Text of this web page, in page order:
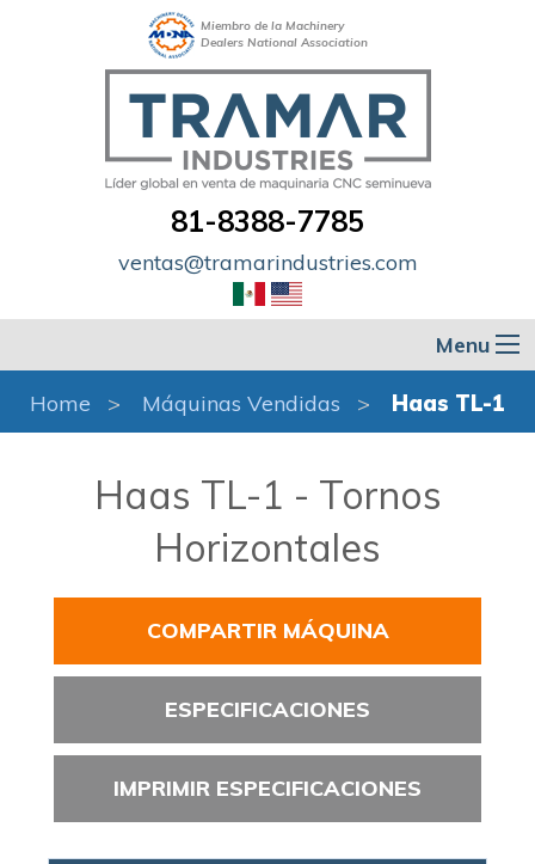
Miembro de la Machinery
Dealers National Association
81-8388-7785
ventas@tramarindustries.com
Menu
Home Máquinas Vendidas Haas TL-1
Haas TL-1 - Tornos
Horizontales
COMPARTIR MÁQUINA
ESPECIFICACIONES
IMPRIMIR ESPECIFICACIONES